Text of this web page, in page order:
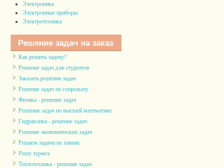
Электроника
Электронные приборы
Электротехника
Решение задач на заказ
Как решить задачу?
Решение задач для студентов
Заказать решения задач
Решение задач по сопромату
Физика - решение задач
Решения задач по высшей математике
Гидравлика - решение задач
Решение экономических задач
Решаем задачи по химии
Решу термех
Теплотехника - решение задач